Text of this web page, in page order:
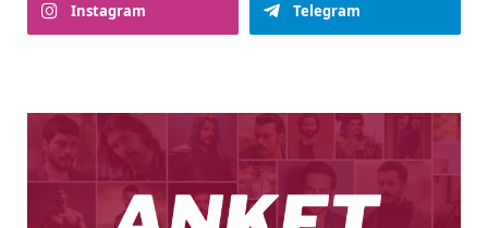
Instagram Telegram